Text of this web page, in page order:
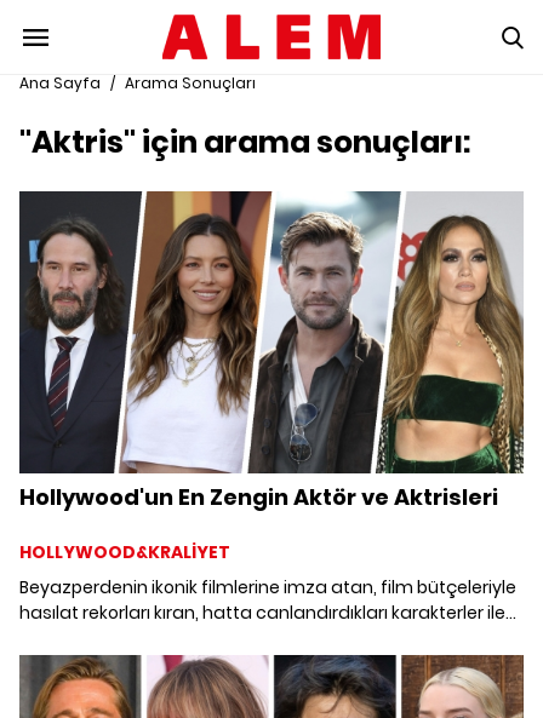
Ana Sayfa / Arama Sonuçları
"Aktris" için arama sonuçları:
Hollywood'un En Zengin Aktör ve Aktrisleri
HOLLYWOOD&KRALİYET
Beyazperdenin ikonik filmlerine imza atan, film bütçeleriyle
hasılat rekorları kıran, hatta canlandırdıkları karakterler ile
yıllardır ekranlarda -neredeyse- aralıksız gördüğümüz
isimler. Romantik komediden gerilime, korkudan aksiyona